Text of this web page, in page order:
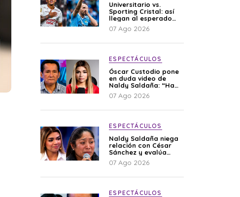
Universitario vs.
Sporting Cristal: así
llegan al esperado
duelo
07 Ago 2026
ESPECTÁCULOS
Óscar Custodio pone
en duda video de
Naldy Saldaña: “Hay
cosas que de repente
se han editado”
07 Ago 2026
ESPECTÁCULOS
Naldy Saldaña niega
relación con César
Sánchez y evalúa
denunciar a su
esposa: “Es una
07 Ago 2026
ESPECTÁCULOS